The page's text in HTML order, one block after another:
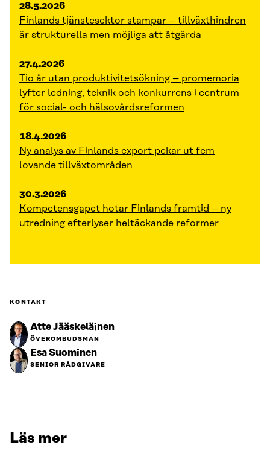
28.5.2026
Finlands tjänstesektor stampar – tillväxthindren
är strukturella men möjliga att åtgärda
27.4.2026
Tio år utan produktivitetsökning – promemoria
lyfter ledning, teknik och konkurrens i centrum
för social- och hälsovårdsreformen
18.4.2026
Ny analys av Finlands export pekar ut fem
lovande tillväxtområden
30.3.2026
Kompetensgapet hotar Finlands framtid – ny
utredning efterlyser heltäckande reformer
KONTAKT
Atte Jääskeläinen
ÖVEROMBUDSMAN
Esa Suominen
SENIOR RÅDGIVARE
Läs mer